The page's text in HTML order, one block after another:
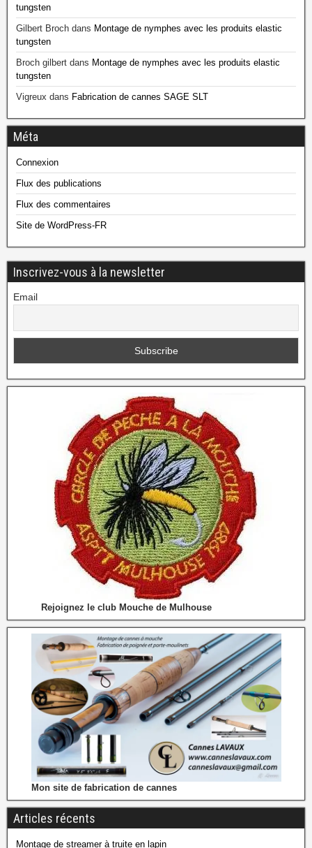
tungsten
Gilbert Broch dans Montage de nymphes avec les produits elastic
tungsten
Broch gilbert dans Montage de nymphes avec les produits elastic
tungsten
Vigreux dans Fabrication de cannes SAGE SLT
Méta
Connexion
Flux des publications
Flux des commentaires
Site de WordPress-FR
Inscrivez-vous à la newsletter
Email
Rejoignez le club Mouche de Mulhouse
Mon site de fabrication de cannes
Articles récents
Montage de streamer à truite en lapin